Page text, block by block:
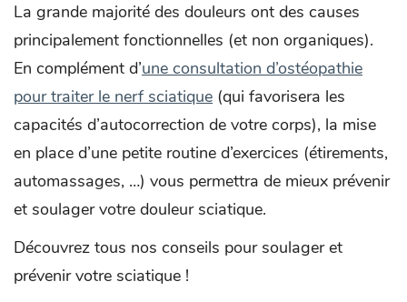
La grande majorité des douleurs ont des causes
principalement fonctionnelles (et non organiques).
En complément d’une consultation d’ostéopathie
pour traiter le nerf sciatique (qui favorisera les
capacités d’autocorrection de votre corps), la mise
en place d’une petite routine d’exercices (étirements,
automassages, …) vous permettra de mieux prévenir
et soulager votre douleur sciatique.
Découvrez tous nos conseils pour soulager et
prévenir votre sciatique !